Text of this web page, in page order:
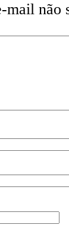
mail não